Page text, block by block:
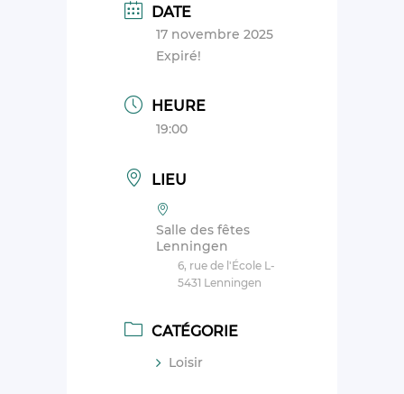
DATE
17 novembre 2025
Expiré!
HEURE
19:00
LIEU
Salle des fêtes
Lenningen
6, rue de l'École L-
5431 Lenningen
CATÉGORIE
Loisir